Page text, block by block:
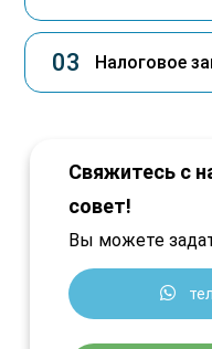
03 Налоговое
Свяжитесь с
совет!
Вы можете